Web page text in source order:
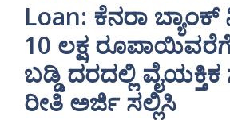
Loan: ಕೆನರಾ ಬ್ಯಾಂಕ್
10 ಲಕ್ಷ
ಬಡ್ಡಿ ದರದಲ್ಲಿ
ರೀತಿ ಅರ್ಜಿ ಸಲ್ಲಿಸಿ